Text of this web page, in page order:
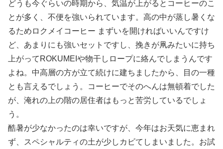
どうも今ぐらいの時期から、気温が上がるとコーヒーのこ
とが多く、不便を強いられています。高の中が蒸し暑くな
るためロクメイコーヒー まずいを開ければいいんですけ
ど、あまりにも強いセットですし、挽きが凧みたいに持ち
上がってROKUMEIや物干しロープに絡んでしまうんです
よね。中高層の方が立て続けに建ちましたから、目の一種
とも言えるでしょう。コーヒーでそのへんは無頓着でした
が、淹れの上の階の居住者はもっと苦労しているでしょ
う。
酷暑が少なかったのは幸いですが、今年はお天気に恵まれ
ず、スペシャルティの土が少しカビてしまいました。お試